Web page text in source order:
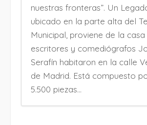
nuestras fronteras”. Un
ubicado en la parte alta del
Municipal, proviene de la
escritores y comediógrafos
Serafín habitaron en la calle
de Madrid. Está compuesto
5.500 piezas...